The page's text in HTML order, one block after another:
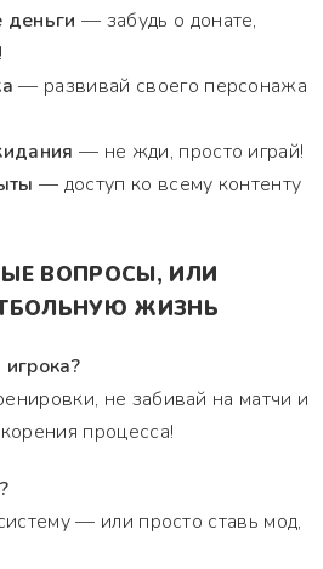
— забудь о донате,
— развивай своего персонажа
— не жди, просто играй!
— доступ ко всему контенту
ВОПРОСЫ, ИЛИ
ЖИЗНЬ
не забивай на матчи и
процесса!
— или просто ставь мод,